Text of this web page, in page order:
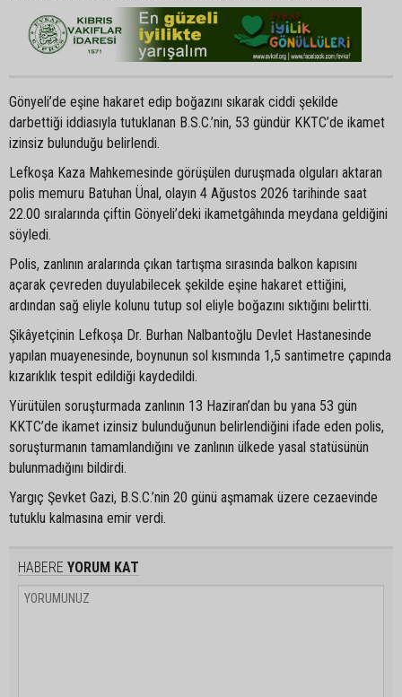
Gönyeli’de eşine hakaret edip boğazını sıkarak ciddi şekilde
darbettiği iddiasıyla tutuklanan B.S.C.’nin, 53 gündür KKTC’de ikamet
izinsiz bulunduğu belirlendi.
Lefkoşa Kaza Mahkemesinde görüşülen duruşmada olguları aktaran
polis memuru Batuhan Ünal, olayın 4 Ağustos 2026 tarihinde saat
22.00 sıralarında çiftin Gönyeli’deki ikametgâhında meydana geldiğini
söyledi.
Polis, zanlının aralarında çıkan tartışma sırasında balkon kapısını
açarak çevreden duyulabilecek şekilde eşine hakaret ettiğini,
ardından sağ eliyle kolunu tutup sol eliyle boğazını sıktığını belirtti.
Şikâyetçinin Lefkoşa Dr. Burhan Nalbantoğlu Devlet Hastanesinde
yapılan muayenesinde, boynunun sol kısmında 1,5 santimetre çapında
kızarıklık tespit edildiği kaydedildi.
Yürütülen soruşturmada zanlının 13 Haziran’dan bu yana 53 gün
KKTC’de ikamet izinsiz bulunduğunun belirlendiğini ifade eden polis,
soruşturmanın tamamlandığını ve zanlının ülkede yasal statüsünün
bulunmadığını bildirdi.
Yargıç Şevket Gazi, B.S.C.’nin 20 günü aşmamak üzere cezaevinde
tutuklu kalmasına emir verdi.
HABERE YORUM KAT